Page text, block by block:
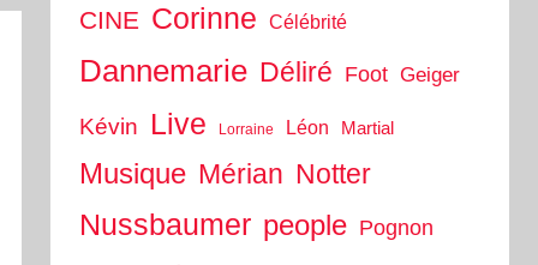
CINE Corinne Célébrité
Dannemarie Déliré Foot Geiger
Kévin Live Lorraine Léon Martial
Musique Mérian Notter
Nussbaumer people Pognon